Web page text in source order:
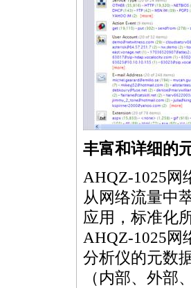
丰富和详细的
AHQZ-1025网
从网络流量中
应用，标准化
AHQZ-1025网
分析仪的元数
（内部、外部